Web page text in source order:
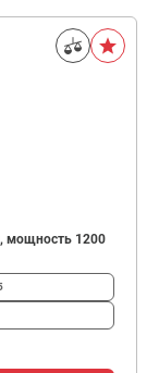
мощность 1200